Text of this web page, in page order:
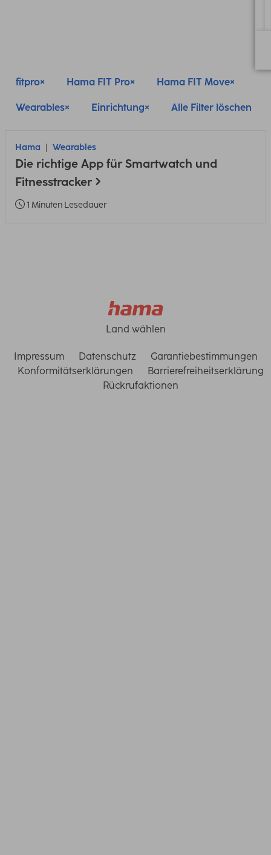
fitpro Hama FIT Pro Hama FIT Move
Wearables Einrichtung Alle Filter löschen
Hama Wearables
Die richtige App für Smartwatch und
Fitnesstracker
1 Minuten Lesedauer
Land wählen
Impressum Datenschutz
Garantiebestimmungen
Konformitätserklärungen
Barrierefreiheitserklärung
Rückrufaktionen